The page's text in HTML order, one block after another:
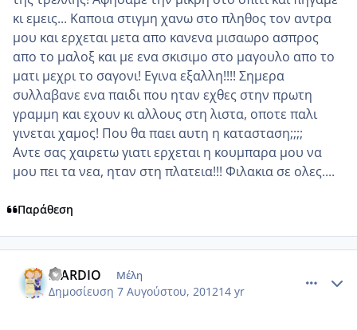
κι εμεις... Καποια στιγμη χανω στο πληθος τον αντρα
μου και ερχεται μετα απο κανενα μισαωρο ασπρος
απο το μαλοξ και με ενα σκισιμο στο μαγουλο απο το
ματι μεχρι το σαγονι! Εγινα εξαλλη!!!! Σημερα
συλλαβανε ενα παιδι που ηταν εχθες στην πρωτη
γραμμη και εχουν κι αλλους στη λιστα, οποτε παλι
γινεται χαμος! Που θα παει αυτη η κατασταση;;;;
Αντε σας χαιρετω γιατι ερχεται η κουμπαρα μου να
μου πει τα νεα, ηταν στη πλατεια!!! Φιλακια σε ολες....
Παράθεση
MARDIO Μέλη
Δημοσίευση 7 Αυγούστου, 201214 yr